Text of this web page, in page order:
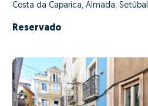
Costa da Caparica, Almada, Setúbal
Reservado